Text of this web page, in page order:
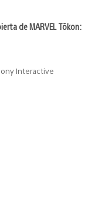
de MARVEL Tōkon:
Interactive